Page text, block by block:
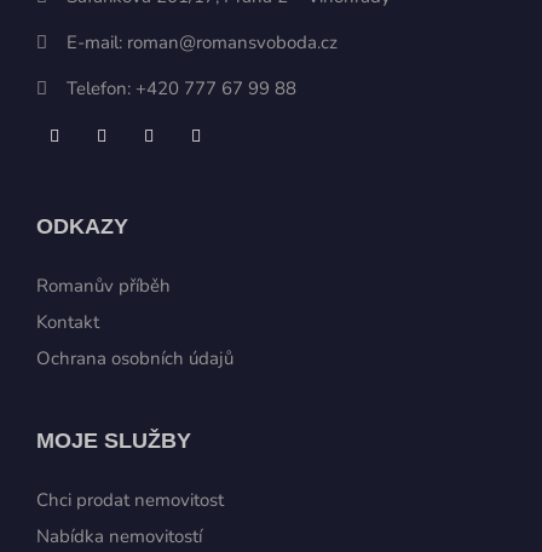
E-mail: roman@romansvoboda.cz
Telefon: +420 777 67 99 88
ODKAZY
Romanův příběh
Kontakt
Ochrana osobních údajů
MOJE SLUŽBY
Chci prodat nemovitost
Nabídka nemovitostí